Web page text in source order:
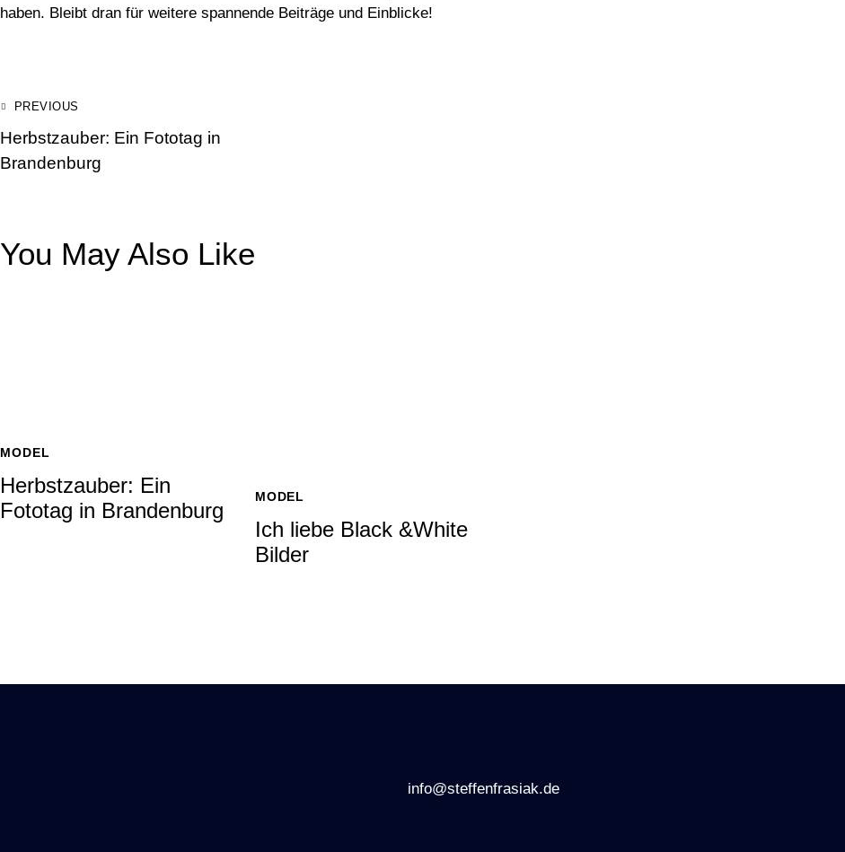
haben. Bleibt dran für weitere spannende Beiträge und Einblicke!
PREVIOUS
Herbstzauber: Ein Fototag in
Brandenburg
You May Also Like
MODEL
Herbstzauber: Ein
Fototag in Brandenburg
MODEL
Ich liebe Black &White
Bilder
info@steffenfrasiak.de